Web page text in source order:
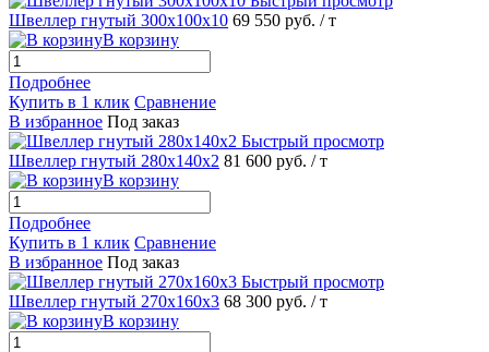
Швеллер гнутый 300х100х10 69 550 руб. / т
В корзину
Подробнее
Купить в 1 клик Сравнение
В избранное Под заказ
Быстрый просмотр
Швеллер гнутый 280х140х2 81 600 руб. / т
В корзину
Подробнее
Купить в 1 клик Сравнение
В избранное Под заказ
Быстрый просмотр
Швеллер гнутый 270х160х3 68 300 руб. / т
В корзину